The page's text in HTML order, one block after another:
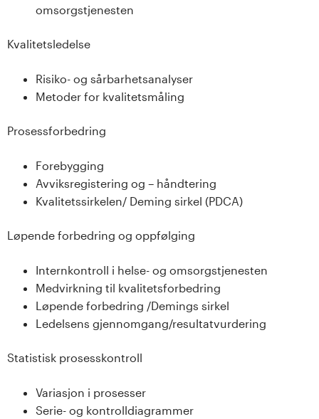
s
e
t
n
omsorgstjenesten
Kvalitetsledelse
Risiko- og sårbarhetsanalyser
Metoder for kvalitetsmåling
Prosessforbedring
Forebygging
Avviksregistering og – håndtering
Kvalitetssirkelen/ Deming sirkel (PDCA)
Løpende forbedring og oppfølging
Internkontroll i helse- og omsorgstjenesten
Medvirkning til kvalitetsforbedring
Løpende forbedring /Demings sirkel
Ledelsens gjennomgang/resultatvurdering
Statistisk prosesskontroll
Variasjon i prosesser
Serie- og kontrolldiagrammer